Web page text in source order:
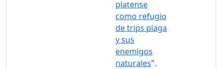
platense
como refugio
de trips plaga
y sus
enemigos
naturales".